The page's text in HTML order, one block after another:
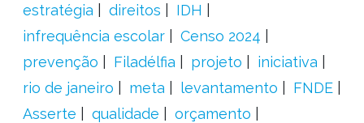
estratégia
direitos
IDH
infrequência escolar
Censo 2024
prevenção
Filadélfia projeto
iniciativa
rio de janeiro
meta levantamento
FNDE
Asserte
qualidade
orçamento